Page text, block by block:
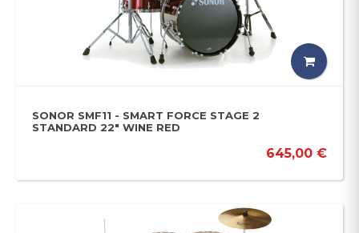
SONOR SMF11 - SMART FORCE STAGE 2
STANDARD 22" WINE RED
645,00 €